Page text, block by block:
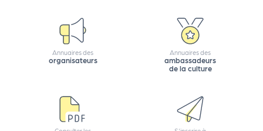
Annuaires des
organisateurs
Annuaires des
ambassadeurs
de la culture